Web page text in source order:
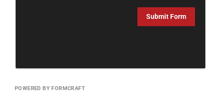
Submit Form
POWERED BY FORMCRAFT